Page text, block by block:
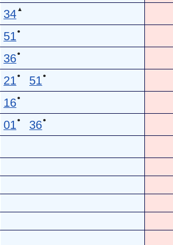
34 ▲
51 ●
36●
21 ● 51 ●
16●
01 ● 36●